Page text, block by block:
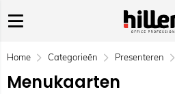
Home Categorieën Presenteren
Menukaarten